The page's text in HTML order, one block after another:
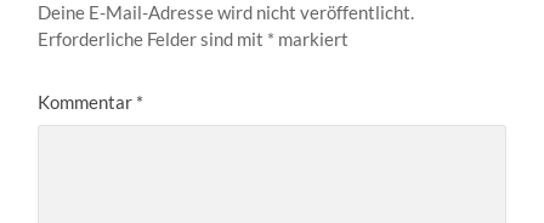
Deine E-Mail-Adresse wird nicht veröffentlicht.
Erforderliche Felder sind mit * markiert
Kommentar *